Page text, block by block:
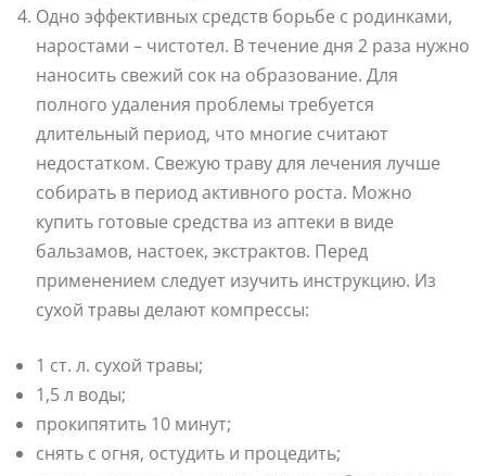
Одно эффективных средств борьбе с родинками,
наростами – чистотел. В течение дня 2 раза нужно
наносить свежий сок на образование. Для
полного удаления проблемы требуется
длительный период, что многие считают
недостатком. Свежую траву для лечения лучше
собирать в период активного роста. Можно
купить готовые средства из аптеки в виде
бальзамов, настоек, экстрактов. Перед
применением следует изучить инструкцию. Из
сухой травы делают компрессы:
1 ст. л. сухой травы;
1,5 л воды;
прокипятить 10 минут;
снять с огня, остудить и процедить;